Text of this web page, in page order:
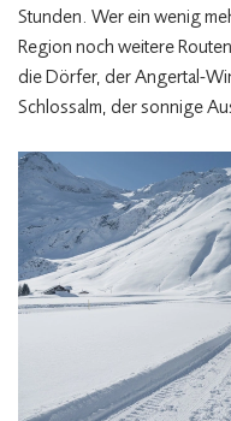
Stunden. Wer ein wenig
Region noch weitere
die Dörfer, der Angertal-
Schlossalm, der sonnige